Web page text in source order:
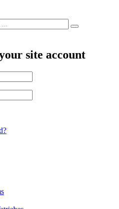
site account